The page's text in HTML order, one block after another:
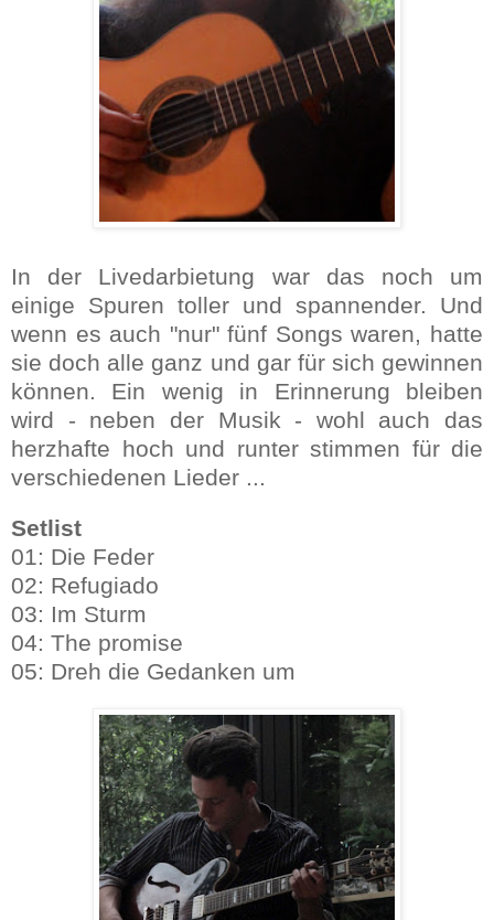
In der Livedarbietung war das noch um
einige Spuren toller und spannender. Und
wenn es auch "nur" fünf Songs waren, hatte
sie doch alle ganz und gar für sich gewinnen
können. Ein wenig in Erinnerung bleiben
wird - neben der Musik - wohl auch das
herzhafte hoch und runter stimmen für die
verschiedenen Lieder ...
Setlist
01: Die Feder
02: Refugiado
03: Im Sturm
04: The promise
05: Dreh die Gedanken um